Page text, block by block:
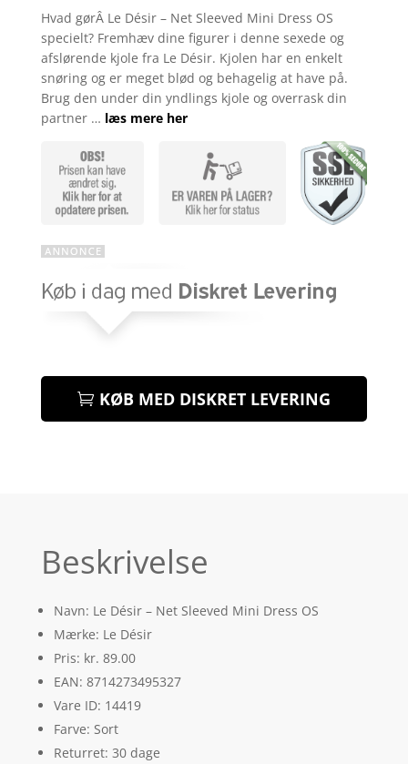
4.1
ud af 5
baseret
på
kundebedø
mmelser
Hvad gørÂ Le Désir – Net Sleeved Mini Dress OS
specielt? Fremhæv dine figurer i denne sexede og
afslørende kjole fra Le Désir. Kjolen har en enkelt
snøring og er meget blød og behagelig at have på.
Brug den under din yndlings kjole og overrask din
partner … læs mere her
KØB MED DISKRET LEVERING
Beskrivelse
Navn: Le Désir – Net Sleeved Mini Dress OS
Mærke: Le Désir
Pris: kr. 89.00
EAN: 8714273495327
Vare ID: 14419
Farve: Sort
Returret: 30 dage